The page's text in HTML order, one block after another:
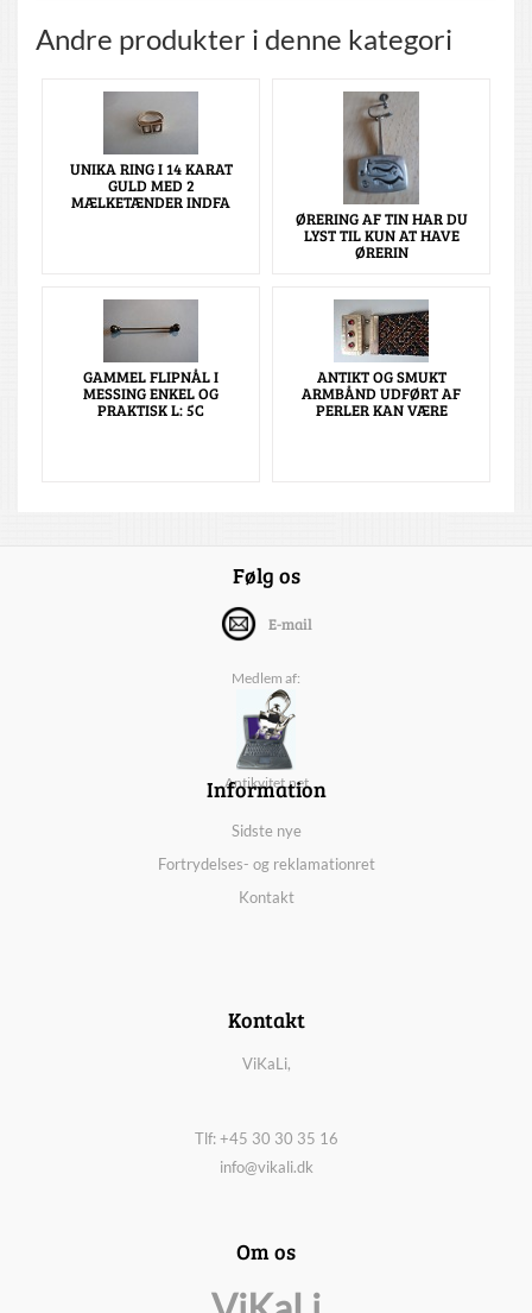
Andre produkter i denne kategori
UNIKA RING I 14 KARAT
GULD MED 2
MÆLKETÆNDER INDFA
ØRERING AF TIN HAR DU
LYST TIL KUN AT HAVE
ØRERIN
GAMMEL FLIPNÅL I
MESSING ENKEL OG
PRAKTISK L: 5C
ANTIKT OG SMUKT
ARMBÅND UDFØRT AF
PERLER KAN VÆRE
Følg os
E-mail
Medlem af:
Antikvitet.net
Information
Sidste nye
Fortrydelses- og reklamationret
Kontakt
Kontakt
ViKaLi,
Tlf: +45 30 30 35 16
info@vikali.dk
Om os